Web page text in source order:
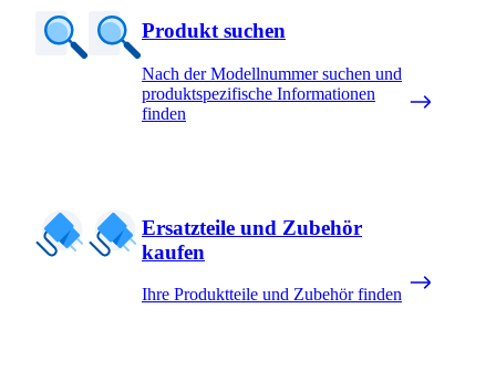
Produkt suchen
Nach der Modellnummer suchen und
produktspezifische Informationen
finden
Ersatzteile und Zubehör
kaufen
Ihre Produktteile und Zubehör finden